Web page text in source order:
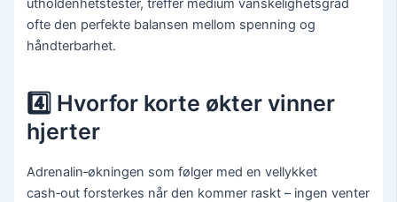
utholdenhetstester, treffer medium vanskelighetsgrad
ofte den perfekte balansen mellom spenning og
håndterbarhet.
4️⃣ Hvorfor korte økter vinner
hjerter
Adrenalin‑økningen som følger med en vellykket
cash‑out forsterkes når den kommer raskt – ingen venter